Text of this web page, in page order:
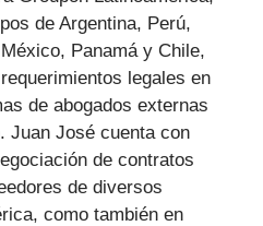
de Argentina, Perú,
Panamá y Chile,
legales en
de abogados externas
Juan José cuenta con
de contratos
de diversos
como también en